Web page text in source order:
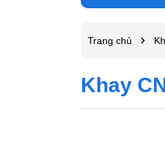
Trang chủ
Khay